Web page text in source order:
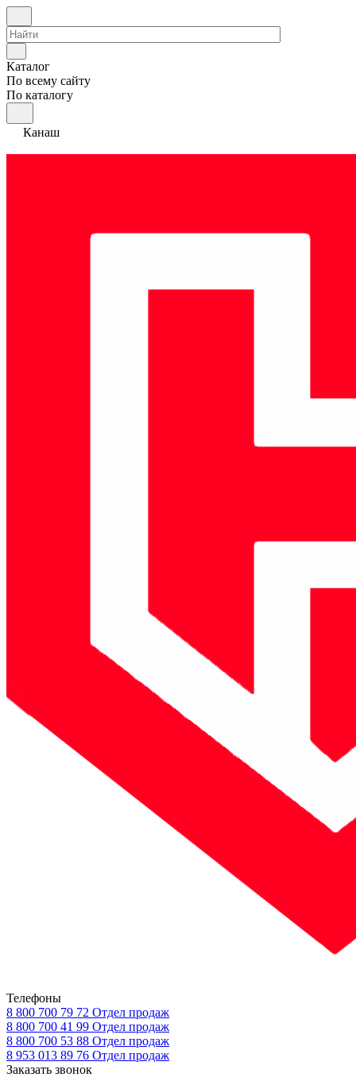
Каталог
По всему сайту
По каталогу
Канаш
Телефоны
8 800 700 79 72 Отдел продаж
8 800 700 41 99 Отдел продаж
8 800 700 53 88 Отдел продаж
8 953 013 89 76 Отдел продаж
Заказать звонок